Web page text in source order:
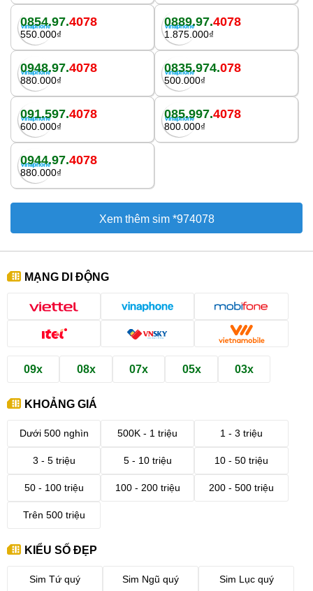
0854.97.4078
550.000₫
0889.97.4078
1.875.000₫
0948.97.4078
880.000₫
0835.974.078
500.000₫
091.597.4078
600.000₫
085.997.4078
800.000₫
0944.97.4078
880.000₫
Xem thêm sim *974078
MẠNG DI ĐỘNG
09x 08x 07x 05x 03x
KHOẢNG GIÁ
Dưới 500 nghìn 500K - 1 triệu 1 - 3 triệu
3 - 5 triệu 5 - 10 triệu 10 - 50 triệu
50 - 100 triệu 100 - 200 triệu 200 - 500 triệu
Trên 500 triệu
KIỂU SỐ ĐẸP
Sim Tứ quý Sim Ngũ quý Sim Lục quý